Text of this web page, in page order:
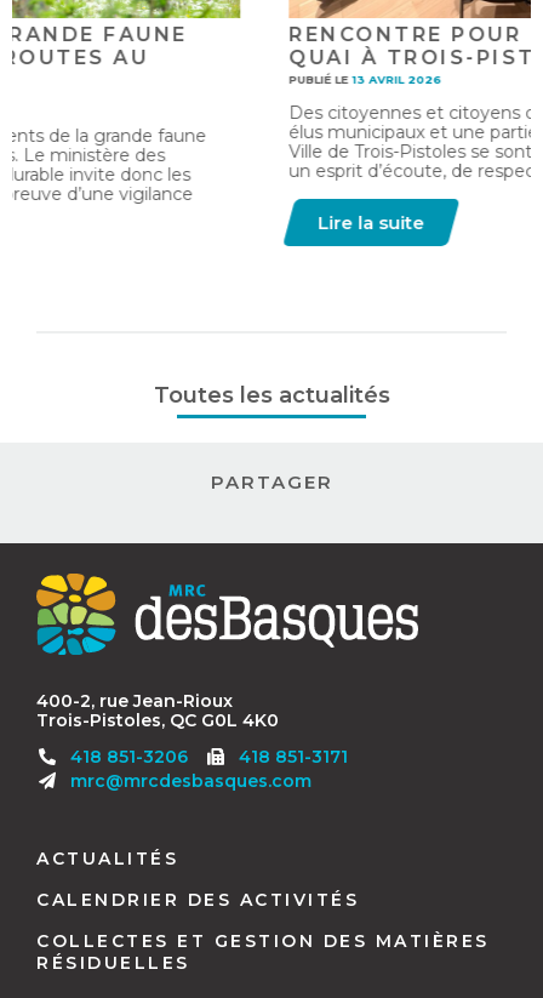
RENCONTRE POUR LE SECTEUR DU
QUAI À TROIS-PISTOLES
Des citoyennes et citoyens du secteur du quai, tous les
élus municipaux et une partie de l’administration de la
Ville de Trois-Pistoles se sont réunis mercredi soir dans
un esprit d’écoute, de respect et de collaboration.
Contact
MRC
Basques
418 851-3206
Télécopieur
418 851-3171
mrc@mrcdesbasques.com
Navigation
de
page
CALENDRIER DES ACTIVITÉS
COLLECTES ET GESTION DES MATIÈRES